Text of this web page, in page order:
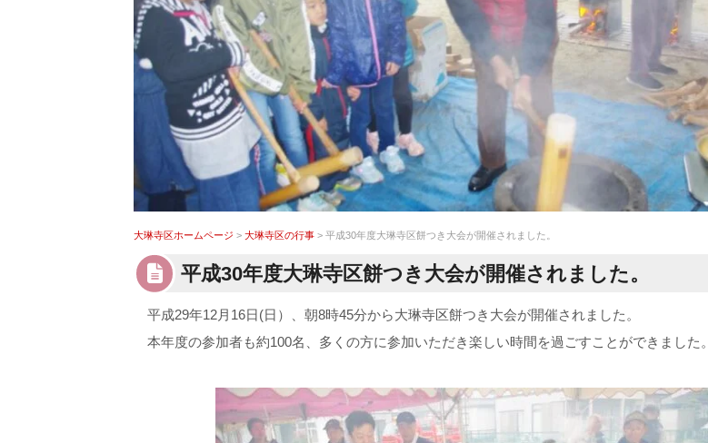
大琳寺区ホームページ > 大琳寺区の行事 > 平成30年度大琳寺区餅つき大会が開催されました。
平成30年度大琳寺区餅つき大会が開催されました。
平成29年12月16日(日）、朝8時45分から大琳寺区餅つき大会が開催されました。
本年度の参加者も約100名、多くの方に参加いただき楽しい時間を過ごすことができました。